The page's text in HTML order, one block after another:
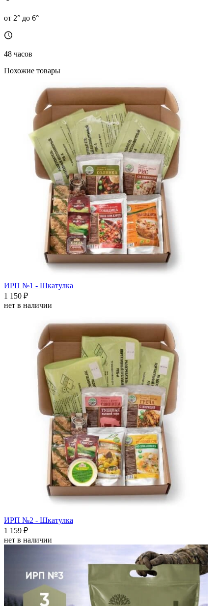
от 2° до 6°
48 часов
Похожие товары
ИРП №1 - Шкатулка
1 150 ₽
нет в наличии
ИРП №2 - Шкатулка
1 159 ₽
нет в наличии